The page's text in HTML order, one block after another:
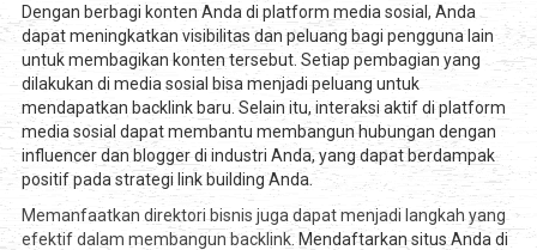
Dengan berbagi konten Anda di platform media sosial, Anda
dapat meningkatkan visibilitas dan peluang bagi pengguna lain
untuk membagikan konten tersebut. Setiap pembagian yang
dilakukan di media sosial bisa menjadi peluang untuk
mendapatkan backlink baru. Selain itu, interaksi aktif di platform
media sosial dapat membantu membangun hubungan dengan
influencer dan blogger di industri Anda, yang dapat berdampak
positif pada strategi link building Anda.
Memanfaatkan direktori bisnis juga dapat menjadi langkah yang
efektif dalam membangun backlink. Mendaftarkan situs Anda di